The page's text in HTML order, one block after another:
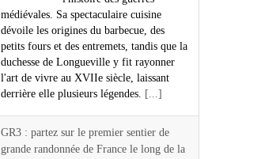
médiévales. Sa spectaculaire cuisine
dévoile les origines du barbecue, des
petits fours et des entremets, tandis que la
duchesse de Longueville y fit rayonner
l'art de vivre au XVIIe siècle, laissant
derrière elle plusieurs légendes.
[...]
GR3 : partez sur le premier sentier de
grande randonnée de France le long de la